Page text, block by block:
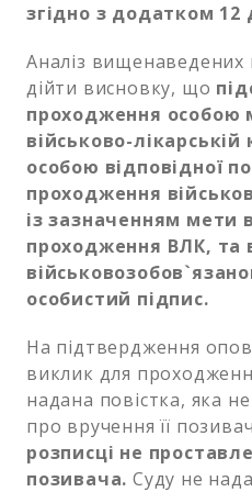
згідно з додатком
Аналіз
дійти висновку, що
проходження особою
військово-лікарській
особою відповідної
проходження
із зазначенням мети
проходження ВЛК, та
особистий підпис.
На підтвердження
виклик для
надана повістка, яка
про вручення її
розписці не
позивача. Суду не